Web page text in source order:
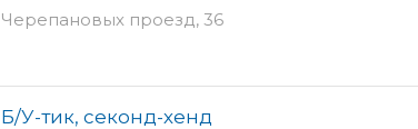
Черепановых проезд, 36
Б/У-тик, секонд-хенд